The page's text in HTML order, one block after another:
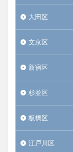
大田区
文京区
新宿区
杉並区
板橋区
江戸川区